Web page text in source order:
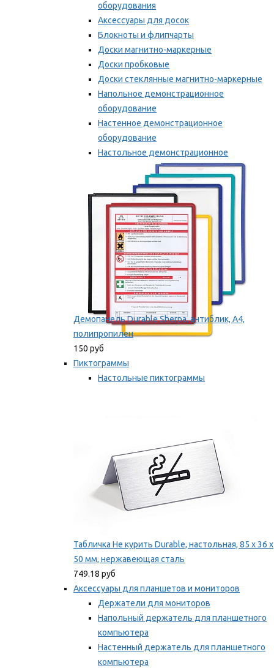
оборудования
Аксессуары для досок
Блокноты и флипчарты
Доски магнитно-маркерные
Доски пробковые
Доски стеклянные магнитно-маркерные
Напольное демонстрационное
оборудование
Настенное демонстрационное
оборудование
Настольное демонстрационное
оборудование
Мы рекомендуем
Демопанель Durable Sherpa, антиблик, А4,
полипропилен
150 руб
Пиктограммы
Настольные пиктограммы
Табличка Не курить Durable, настольная, 85 x 36 x
50 мм, нержавеющая сталь
749.18 руб
Аксессуары для планшетов и мониторов
Держатели для мониторов
Напольный держатель для планшетного
компьютера
Настенный держатель для планшетного
компьютера